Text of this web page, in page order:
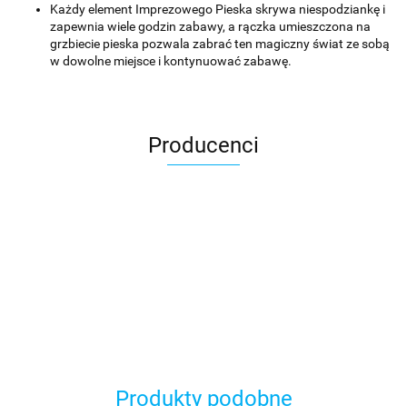
Każdy element Imprezowego Pieska skrywa niespodziankę i
zapewnia wiele godzin zabawy, a rączka umieszczona na
grzbiecie pieska pozwala zabrać ten magiczny świat ze sobą
w dowolne miejsce i kontynuować zabawę.
Producenci
Produkty podobne